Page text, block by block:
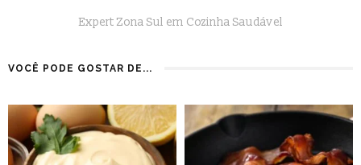
Expert Zona Sul em Cozinha Saudável
VOCÊ PODE GOSTAR DE...